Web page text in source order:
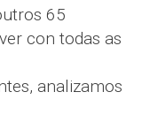
65
con todas as
analizamos